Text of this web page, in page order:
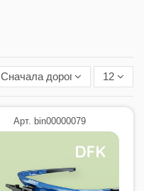
Сначала дорогие 12
Арт. bin00000079